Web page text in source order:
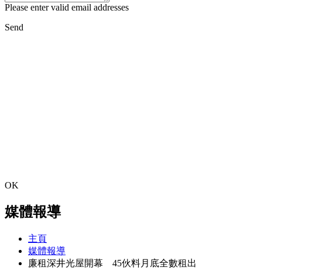
Please enter valid email addresses
Send
OK
媒體報導
主頁
媒體報導
廉租深井光屋開幕 45伙料月底全數租出